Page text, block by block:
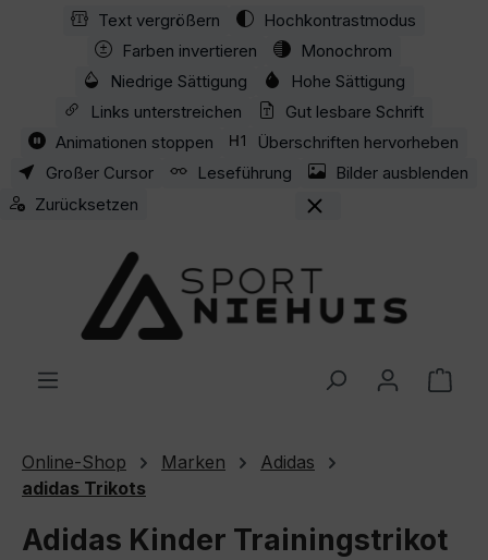
Zum Hauptinhalt springen
Text vergrößern
Hochkontrastmodus
Farben invertieren
Monochrom
Niedrige Sättigung
Hohe Sättigung
Links unterstreichen
Gut lesbare Schrift
Animationen stoppen
Überschriften hervorheben
Großer Cursor
Leseführung
Bilder ausblenden
Zurücksetzen
Online-Shop Marken
Adidas
adidas Trikots
Adidas Kinder Trainingstrikot